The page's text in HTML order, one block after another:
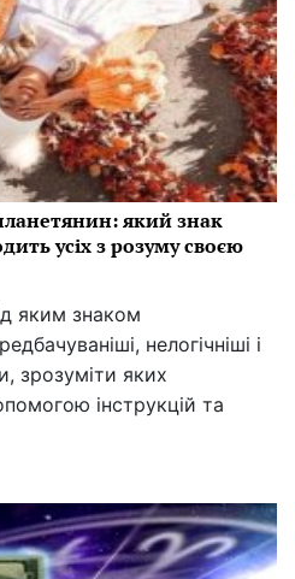
який знак
усіх з розуму своєю
яким знаком
нелогічніші і
зрозуміти яких
інструкцій та